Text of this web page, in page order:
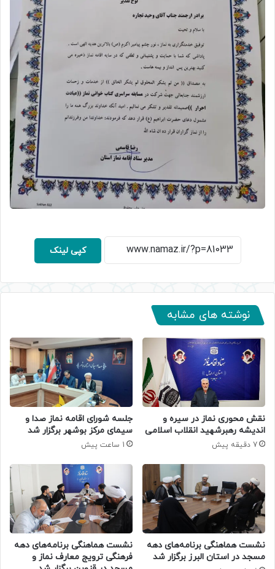
کپی لینک
نوشته های مشابه
نقش محوری نماز در سیره و
اندیشه رهبرشهید انقلاب اسلامی
7 دقیقه پیش
جلسه شورای اقامه نماز صدا و
سیمای مرکز بوشهر برگزار شد
1 ساعت پیش
نشست هماهنگی برنامه‌های دهه
مسجد در استان البرز برگزار شد
نشست هماهنگی برنامه‌های دهه
فرهنگی ترویج معارف نماز و